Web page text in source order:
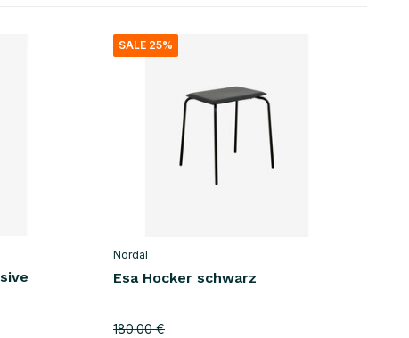
SALE 25%
Nordal
Esa Hocker schwarz
180.00 €